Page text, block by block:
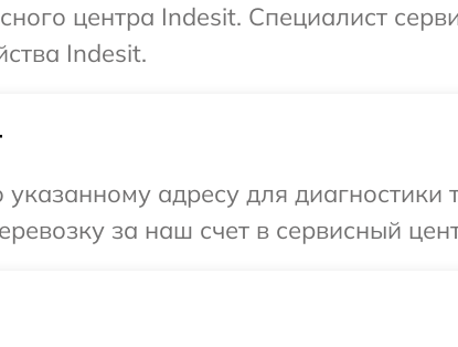
центра Indesit. Специалист
Indesit.
адресу для диагностики
за наш счет в сервисный